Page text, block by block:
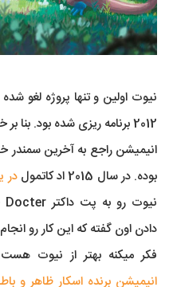
نیوت اولین و تنها پروژه لغو
2012 برنامه ریزی شده بود.
انیمیشن راجع به آخرین سمندر
بوده. در سال 2015 اد کاتمول
در
نیوت رو به پت داکتر Pete Docter (کارگردان
دادن اون گفته که این کار رو
فکر میکنه بهتر از نیوت
انیمیشن برنده اسکار ظاهر و